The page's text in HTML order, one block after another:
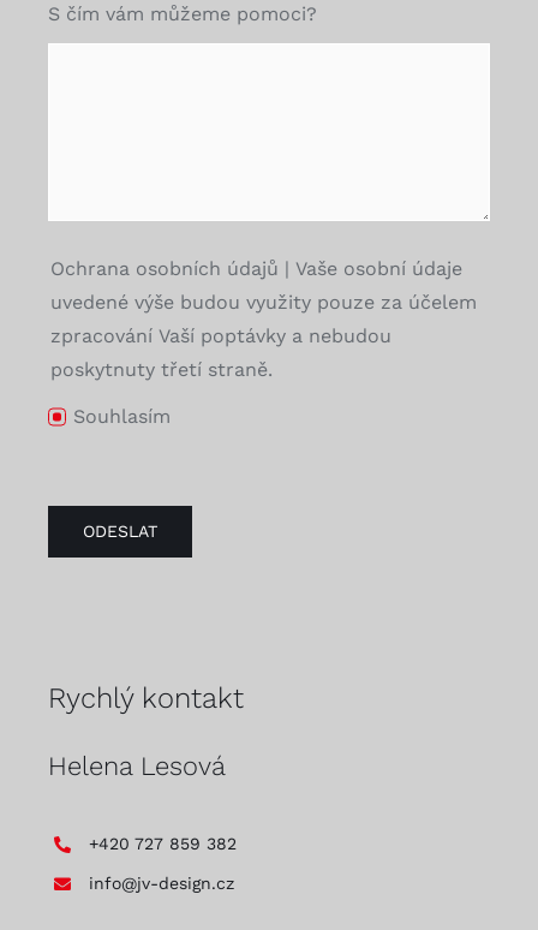
S čím vám můžeme pomoci?
Ochrana osobních údajů | Vaše osobní údaje
uvedené výše budou využity pouze za účelem
zpracování Vaší poptávky a nebudou
poskytnuty třetí straně.
Souhlasím
ODESLAT
Rychlý kontakt
Helena Lesová
+420 727 859 382
info@jv-design.cz